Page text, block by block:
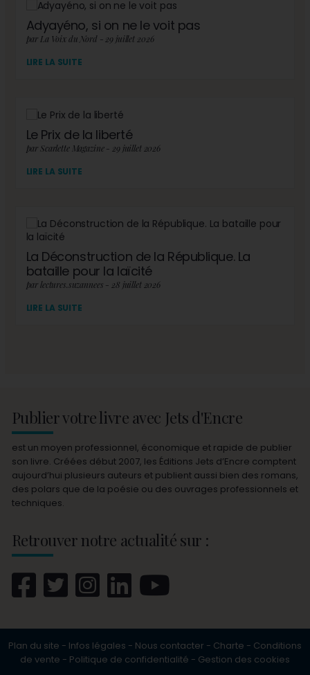
Adyayéno, si on ne le voit pas
par La Voix du Nord - 29 juillet 2026
LIRE LA SUITE
Le Prix de la liberté
par Scarlette Magazine - 29 juillet 2026
LIRE LA SUITE
La Déconstruction de la République. La
bataille pour la laïcité
par lectures.suzannees - 28 juillet 2026
LIRE LA SUITE
Publier votre livre avec Jets d'Encre
est un moyen professionnel, économique et rapide de publier
son livre. Créées début 2007, les Éditions Jets d’Encre comptent
aujourd’hui plusieurs auteurs et publient aussi bien des romans,
des polars que de la poésie ou des ouvrages professionnels et
techniques.
Retrouver notre actualité sur :
Plan du site - Infos légales - Nous contacter - Charte - Conditions
de vente - Politique de confidentialité - Gestion des cookies